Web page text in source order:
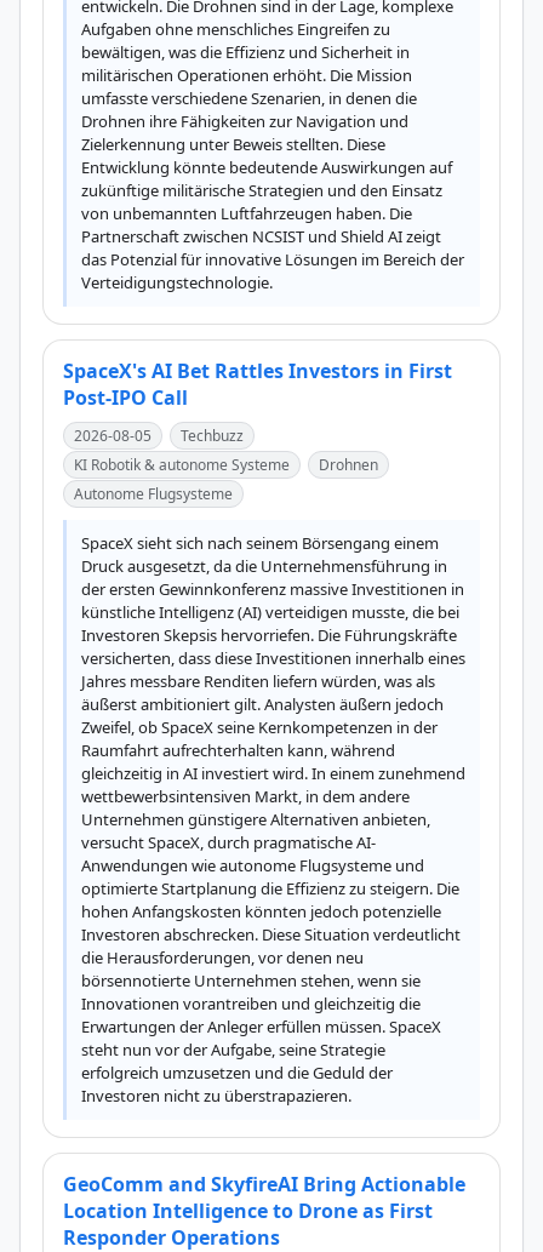
entwickeln. Die Drohnen sind in der Lage, komplexe
Aufgaben ohne menschliches Eingreifen zu
bewältigen, was die Effizienz und Sicherheit in
militärischen Operationen erhöht. Die Mission
umfasste verschiedene Szenarien, in denen die
Drohnen ihre Fähigkeiten zur Navigation und
Zielerkennung unter Beweis stellten. Diese
Entwicklung könnte bedeutende Auswirkungen auf
zukünftige militärische Strategien und den Einsatz
von unbemannten Luftfahrzeugen haben. Die
Partnerschaft zwischen NCSIST und Shield AI zeigt
das Potenzial für innovative Lösungen im Bereich der
Verteidigungstechnologie.
SpaceX's AI Bet Rattles Investors in First
Post-IPO Call
2026-08-05
Techbuzz
KI Robotik & autonome Systeme
Drohnen
Autonome Flugsysteme
SpaceX sieht sich nach seinem Börsengang einem
Druck ausgesetzt, da die Unternehmensführung in
der ersten Gewinnkonferenz massive Investitionen in
künstliche Intelligenz (AI) verteidigen musste, die bei
Investoren Skepsis hervorriefen. Die Führungskräfte
versicherten, dass diese Investitionen innerhalb eines
Jahres messbare Renditen liefern würden, was als
äußerst ambitioniert gilt. Analysten äußern jedoch
Zweifel, ob SpaceX seine Kernkompetenzen in der
Raumfahrt aufrechterhalten kann, während
gleichzeitig in AI investiert wird. In einem zunehmend
wettbewerbsintensiven Markt, in dem andere
Unternehmen günstigere Alternativen anbieten,
versucht SpaceX, durch pragmatische AI-
Anwendungen wie autonome Flugsysteme und
optimierte Startplanung die Effizienz zu steigern. Die
hohen Anfangskosten könnten jedoch potenzielle
Investoren abschrecken. Diese Situation verdeutlicht
die Herausforderungen, vor denen neu
börsennotierte Unternehmen stehen, wenn sie
Innovationen vorantreiben und gleichzeitig die
Erwartungen der Anleger erfüllen müssen. SpaceX
steht nun vor der Aufgabe, seine Strategie
erfolgreich umzusetzen und die Geduld der
Investoren nicht zu überstrapazieren.
GeoComm and SkyfireAI Bring Actionable
Location Intelligence to Drone as First
Responder Operations